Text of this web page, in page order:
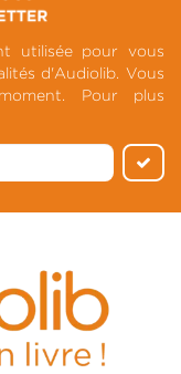
utilisée pour vous
d'Audiolib. Vous
Pour plus